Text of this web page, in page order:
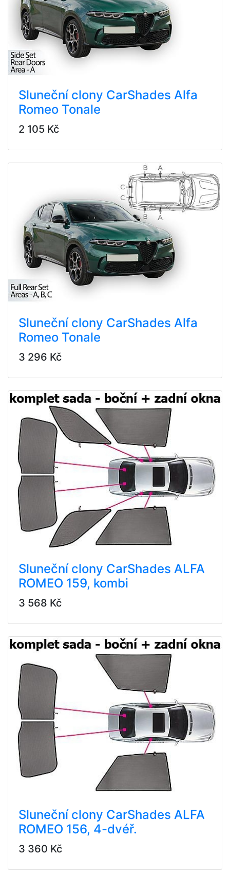
Sluneční clony CarShades Alfa
Romeo Tonale
2 105 Kč
Sluneční clony CarShades Alfa
Romeo Tonale
3 296 Kč
Sluneční clony CarShades ALFA
ROMEO 159, kombi
3 568 Kč
Sluneční clony CarShades ALFA
ROMEO 156, 4-dvéř.
3 360 Kč